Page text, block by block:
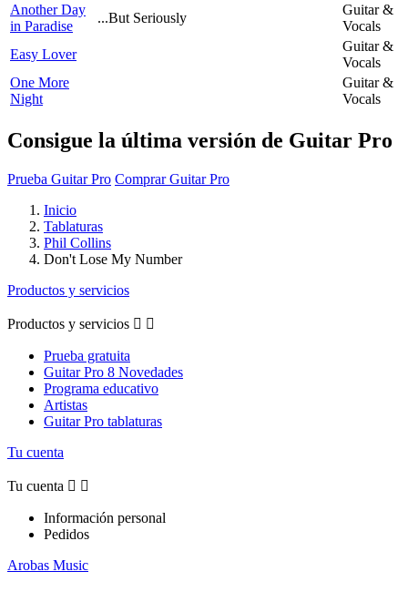
Another Day
in Paradise
...But Seriously
Guitar &
Vocals
Easy Lover
Guitar &
Vocals
One More
Night
Guitar &
Vocals
Consigue la última versión de Guitar Pro
Prueba Guitar Pro Comprar Guitar Pro
Inicio
Tablaturas
Phil Collins
Don't Lose My Number
Productos y servicios
Productos y servicios  
Prueba gratuita
Guitar Pro 8 Novedades
Programa educativo
Artistas
Guitar Pro tablaturas
Tu cuenta
Tu cuenta  
Información personal
Pedidos
Arobas Music